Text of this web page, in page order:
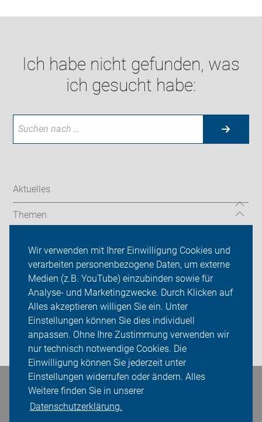
Wir verwenden mit Ihrer Einwilligung Cookies und
verarbeiten personenbezogene Daten, um externe
Medien (z.B. YouTube) einzubinden sowie für
Analyse- und Marketingzwecke. Durch Klicken auf
Alles akzeptieren willigen Sie ein. Unter
Einstellungen können Sie dies individuell
anpassen. Ohne Ihre Zustimmung verwenden wir
nur technisch notwendige Cookies. Die
Einwilligung können Sie jederzeit unter
Einstellungen widerrufen oder ändern. Alles
Weitere finden Sie in unserer
Datenschutzerklärung.
Ich habe nicht gefunden, was
ich gesucht habe:
Aktuelles
Themen
Über uns
Sei dabei
Presse
Login
Bleiben Sie in Kontakt